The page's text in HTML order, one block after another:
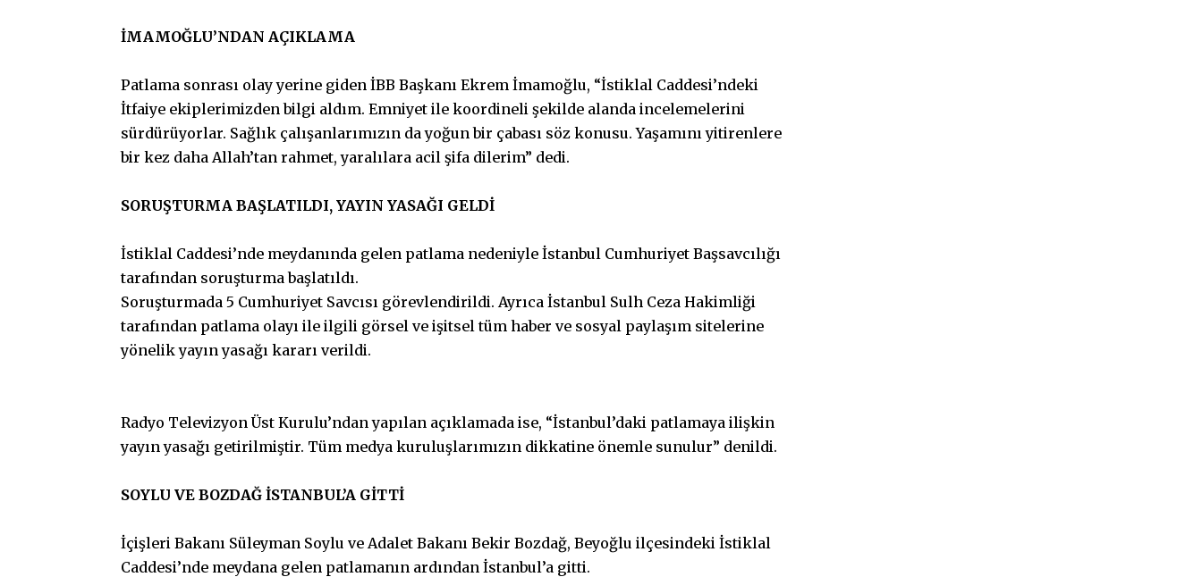
İMAMOĞLU’NDAN AÇIKLAMA
Patlama sonrası olay yerine giden İBB Başkanı Ekrem İmamoğlu, “İstiklal Caddesi’ndeki
İtfaiye ekiplerimizden bilgi aldım. Emniyet ile koordineli şekilde alanda incelemelerini
sürdürüyorlar. Sağlık çalışanlarımızın da yoğun bir çabası söz konusu. Yaşamını yitirenlere
bir kez daha Allah’tan rahmet, yaralılara acil şifa dilerim” dedi.
SORUŞTURMA BAŞLATILDI, YAYIN YASAĞI GELDİ
İstiklal Caddesi’nde meydanında gelen patlama nedeniyle İstanbul Cumhuriyet Başsavcılığı
tarafından soruşturma başlatıldı.
Soruşturmada 5 Cumhuriyet Savcısı görevlendirildi. Ayrıca İstanbul Sulh Ceza Hakimliği
tarafından patlama olayı ile ilgili görsel ve işitsel tüm haber ve sosyal paylaşım sitelerine
yönelik yayın yasağı kararı verildi.
Radyo Televizyon Üst Kurulu’ndan yapılan açıklamada ise, “İstanbul’daki patlamaya ilişkin
yayın yasağı getirilmiştir. Tüm medya kuruluşlarımızın dikkatine önemle sunulur” denildi.
SOYLU VE BOZDAĞ İSTANBUL’A GİTTİ
İçişleri Bakanı Süleyman Soylu ve Adalet Bakanı Bekir Bozdağ, Beyoğlu ilçesindeki İstiklal
Caddesi’nde meydana gelen patlamanın ardından İstanbul’a gitti.